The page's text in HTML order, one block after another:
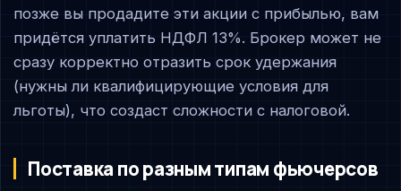
позже вы продадите эти акции с прибылью, вам
придётся уплатить НДФЛ 13%. Брокер может не
сразу корректно отразить срок удержания
(нужны ли квалифицирующие условия для
льготы), что создаст сложности с налоговой.
Поставка по разным типам фьючерсов